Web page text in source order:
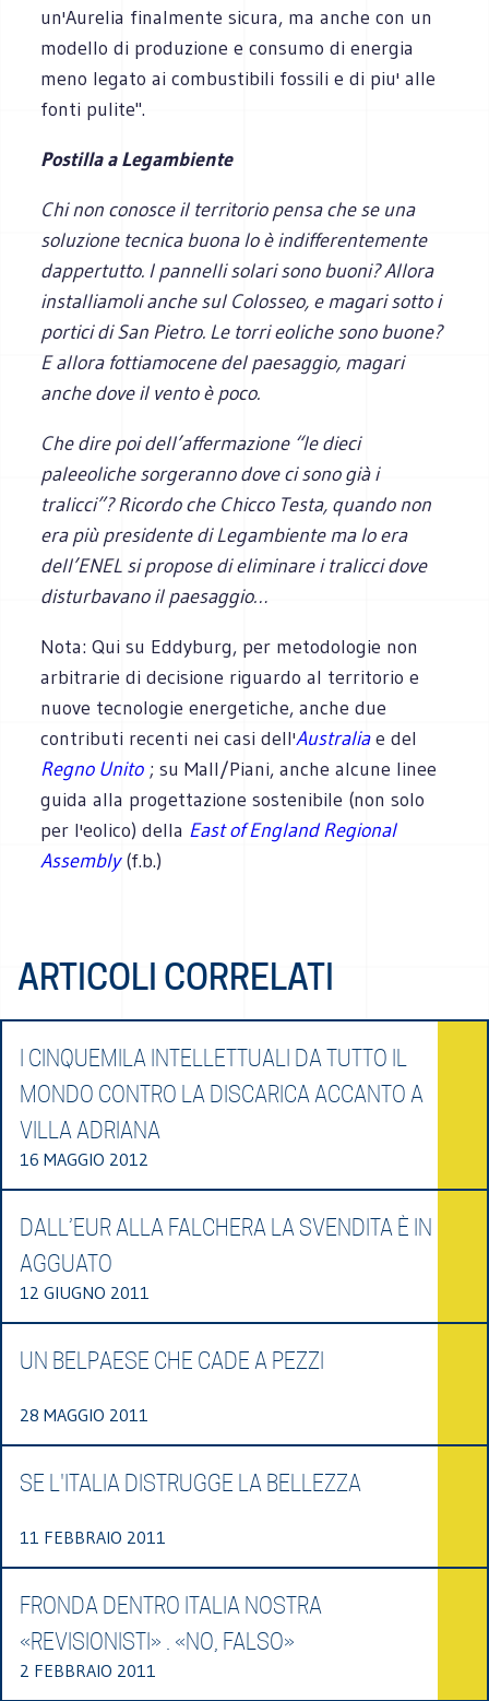
un'Aurelia finalmente sicura, ma anche con un
modello di produzione e consumo di energia
meno legato ai combustibili fossili e di piu' alle
fonti pulite".
Postilla a Legambiente
Chi non conosce il territorio pensa che se una
soluzione tecnica buona lo è indifferentemente
dappertutto. I pannelli solari sono buoni? Allora
installiamoli anche sul Colosseo, e magari sotto i
portici di San Pietro. Le torri eoliche sono buone?
E allora fottiamocene del paesaggio, magari
anche dove il vento è poco.
Che dire poi dell’affermazione “le dieci
paleeoliche sorgeranno dove ci sono già i
tralicci”? Ricordo che Chicco Testa, quando non
era più presidente di Legambiente ma lo era
dell’ENEL si propose di eliminare i tralicci dove
disturbavano il paesaggio…
Nota: Qui su Eddyburg, per metodologie non
arbitrarie di decisione riguardo al territorio e
nuove tecnologie energetiche, anche due
contributi recenti nei casi dell'Australiae del
Regno Unito; su Mall/Piani, anche alcune linee
guida alla progettazione sostenibile (non solo
per l'eolico) della East of England Regional
Assembly(f.b.)
ARTICOLI CORRELATI
I CINQUEMILA INTELLETTUALI DA TUTTO IL
MONDO CONTRO LA DISCARICA ACCANTO A
VILLA ADRIANA
16 MAGGIO 2012
DALL’EUR ALLA FALCHERA LA SVENDITA È IN
AGGUATO
12 GIUGNO 2011
UN BELPAESE CHE CADE A PEZZI
28 MAGGIO 2011
SE L'ITALIA DISTRUGGE LA BELLEZZA
11 FEBBRAIO 2011
FRONDA DENTRO ITALIA NOSTRA
«REVISIONISTI» . «NO, FALSO»
2 FEBBRAIO 2011